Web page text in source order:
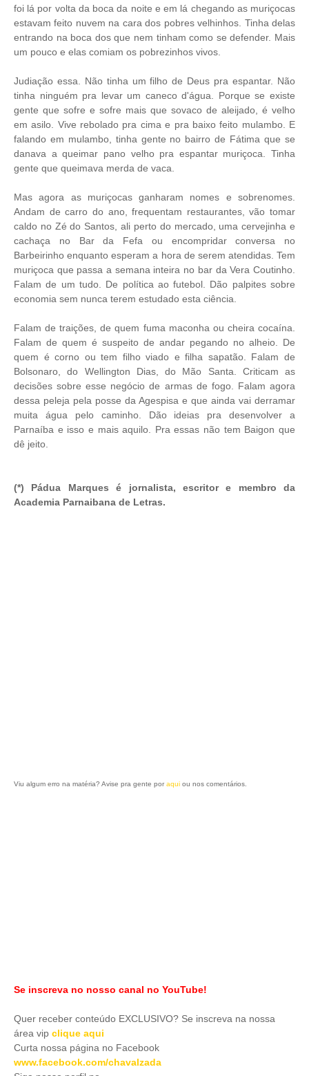
foi lá por volta da boca da noite e em lá chegando as muriçocas
estavam feito nuvem na cara dos pobres velhinhos. Tinha delas
entrando na boca dos que nem tinham como se defender. Mais
um pouco e elas comiam os pobrezinhos vivos.
Judiação essa. Não tinha um filho de Deus pra espantar. Não
tinha ninguém pra levar um caneco d'água. Porque se existe
gente que sofre e sofre mais que sovaco de aleijado, é velho
em asilo. Vive rebolado pra cima e pra baixo feito mulambo. E
falando em mulambo, tinha gente no bairro de Fátima que se
danava a queimar pano velho pra espantar muriçoca. Tinha
gente que queimava merda de vaca.
Mas agora as muriçocas ganharam nomes e sobrenomes.
Andam de carro do ano, frequentam restaurantes, vão tomar
caldo no Zé do Santos, ali perto do mercado, uma cervejinha e
cachaça no Bar da Fefa ou encompridar conversa no
Barbeirinho enquanto esperam a hora de serem atendidas. Tem
muriçoca que passa a semana inteira no bar da Vera Coutinho.
Falam de um tudo. De política ao futebol. Dão palpites sobre
economia sem nunca terem estudado esta ciência.
Falam de traições, de quem fuma maconha ou cheira cocaína.
Falam de quem é suspeito de andar pegando no alheio. De
quem é corno ou tem filho viado e filha sapatão. Falam de
Bolsonaro, do Wellington Dias, do Mão Santa. Criticam as
decisões sobre esse negócio de armas de fogo. Falam agora
dessa peleja pela posse da Agespisa e que ainda vai derramar
muita água pelo caminho. Dão ideias pra desenvolver a
Parnaíba e isso e mais aquilo. Pra essas não tem Baigon que
dê jeito.
(*) Pádua Marques é jornalista, escritor e membro da
Academia Parnaibana de Letras.
Viu algum erro na matéria? Avise pra gente por aqui ou nos comentários.
Se inscreva no nosso canal no YouTube!
Quer receber conteúdo EXCLUSIVO? Se inscreva na nossa
área vip clique aqui
Curta nossa página no Facebook
www.facebook.com/chavalzada